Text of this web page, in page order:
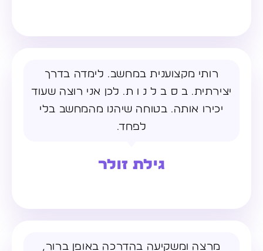
רותי מקצוענית במחשב. לימדה בדרך
יצירתית. ב ס ב ל נ ו ת. לכן אני רוצה שעוד
יכירו אותה. בטוחה שיהנו מהמחשב בלי
לפחד.
גילת זולר
מרצה ומשקיעה בהדרכה באופן ברור,